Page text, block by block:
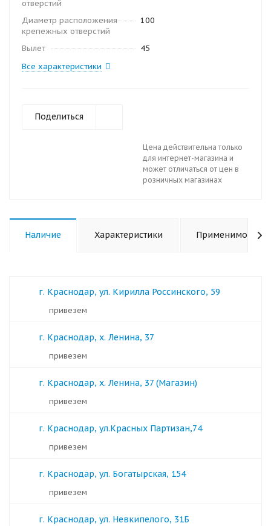
отверстий
Диаметр расположения
крепежных отверстий
100
Вылет
45
Все характеристики
Поделиться
Цена действительна только
для интернет-магазина и
может отличаться от цен в
розничных магазинах
Наличие Характеристики Применимость
г. Краснодар, ул. Кирилла Россинского, 59
Привезем
г. Краснодар, х. Ленина, 37
Привезем
г. Краснодар, х. Ленина, 37 (Магазин)
Привезем
г. Краснодар, ул.Красных Партизан,74
Привезем
г. Краснодар, ул. Богатырская, 154
Привезем
г. Краснодар, ул. Невкипелого, 31Б